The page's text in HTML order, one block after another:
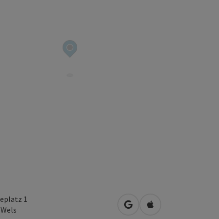
1
Wels in Google Maps öffnen
in Apple Maps